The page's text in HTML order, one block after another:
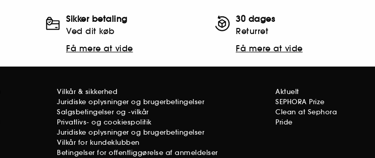
Sikker betaling
Ved dit køb
Få mere at vide
30 dages
Returret
Få mere at vide
Vilkår & sikkerhed
Juridiske oplysninger og brugerbetingelser
Salgsbetingelser og -vilkår
Privatlivs- og cookiespolitik
Juridiske oplysninger og brugerbetingelser
Vilkår for kundeklubben
Betingelser for offentliggørelse af anmeldelser
Aktuelt
SEPHORA Prize
Clean at Sephora
Pride